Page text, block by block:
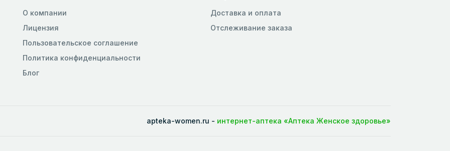
О компании
Лицензия
Пользовательское соглашение
Политика конфиденциальности
Блог
Доставка и оплата
Отслеживание заказа
apteka-women.ru - интернет-аптека «Аптека Женское здоровье»